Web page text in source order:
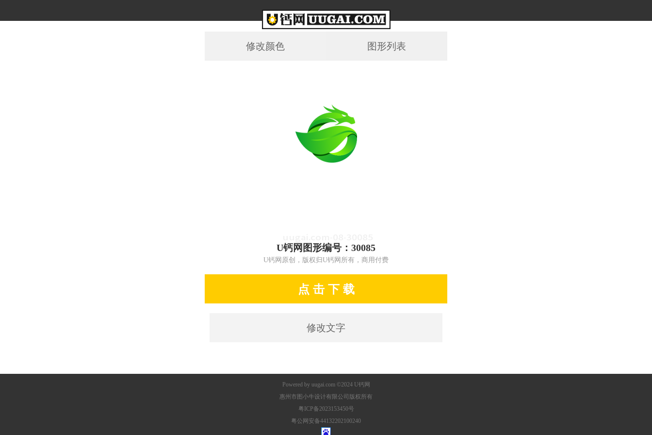
修改颜色 图形列表
U钙网图形编号：30085
U钙网原创，版权归U钙网所有，商用付费
点 击 下 载
修改文字
Powered by uugai.com©2024 U钙网
惠州市图小牛设计有限公司版权所有
粤ICP备2023153450号
粤公网安备44132202100240